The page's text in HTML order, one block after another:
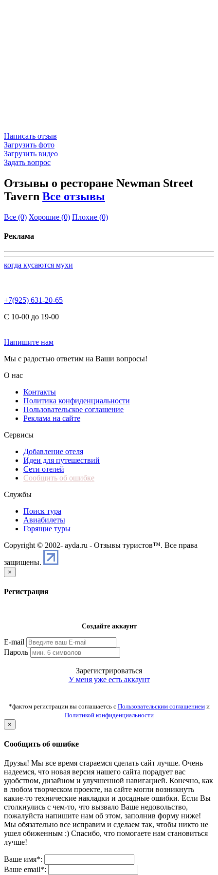
Написать отзыв
Загрузить фото
Загрузить видео
Задать вопрос
Отзывы о ресторане Newman Street
Tavern Все отзывы
Все (0) Хорошие (0) Плохие (0)
Реклама
когда кусаются мухи
+7(925) 631-20-65
С 10-00 до 19-00
Напишите нам
Мы с радостью ответим на Ваши вопросы!
О нас
Контакты
Политика конфиденциальности
Пользовательское соглашение
Реклама на сайте
Сервисы
Добавление отеля
Идеи для путешествий
Сети отелей
Сообщить об ошибке
Службы
Поиск тура
Авиабилеты
Горящие туры
Copyright © 2002- ayda.ru - Отзывы туристов™. Все права
защищены.
×
Регистрация
Создайте аккаунт
E-mail
Пароль
Зарегистрироваться
У меня уже есть аккаунт
*фактом регистрации вы соглашаетсь с Пользовательским соглашениеми
Политикой конфиденциальности
×
Сообщить об ошибке
Друзья! Мы все время стараемся сделать сайт лучше. Очень
надеемся, что новая версия нашего сайта порадует вас
удобством, дизайном и улучшенной навигацией. Конечно, как
в любом творческом проекте, на сайте могли возникнуть
какие-то технические накладки и досадные ошибки. Если Вы
столкнулись с чем-то, что вызвало Ваше недовольство,
пожалуйста напишите нам об этом, заполнив форму ниже!
Мы обязательно все исправим и сделаем так, чтобы никто не
ушел обиженным :) Спасибо, что помогаете нам становиться
лучше!
Ваше имя*:
Ваше email*: